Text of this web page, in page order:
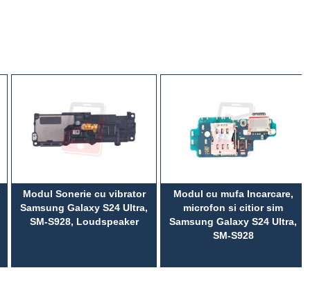
Modul Sonerie cu vibrator
Samsung Galaxy S24 Ultra,
SM-S928, Loudspeaker
Modul cu mufa Incarcare,
microfon si citior sim
Samsung Galaxy S24 Ultra,
SM-S928